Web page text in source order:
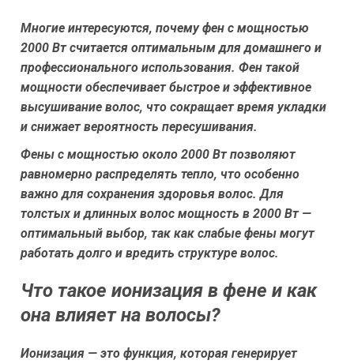
Многие интересуются, почему фен с мощностью
2000 Вт считается оптимальным для домашнего и
профессионального использования. Фен такой
мощности обеспечивает быстрое и эффективное
высушивание волос, что сокращает время укладки
и снижает вероятность пересушивания.
Фены с мощностью около 2000 Вт позволяют
равномерно распределять тепло, что особенно
важно для сохранения здоровья волос. Для
толстых и длинных волос мощность в 2000 Вт —
оптимальный выбор, так как слабые фены могут
работать долго и вредить структуре волос.
Что такое ионизация в фене и как
она влияет на волосы?
Ионизация — это функция, которая генерирует